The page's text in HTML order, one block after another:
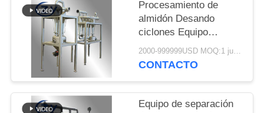
POLICY
Procesamiento de
almidón Desando
ciclones Equipo
especial para la
limpieza de la arena
almidón de papa Slurry
2000-999999USD MOQ:1 juego
CONTACTO
Equipo de separación